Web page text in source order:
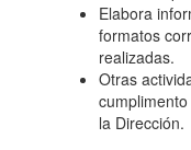
Elabora
formatos
realizadas.
Otras
la Dirección.